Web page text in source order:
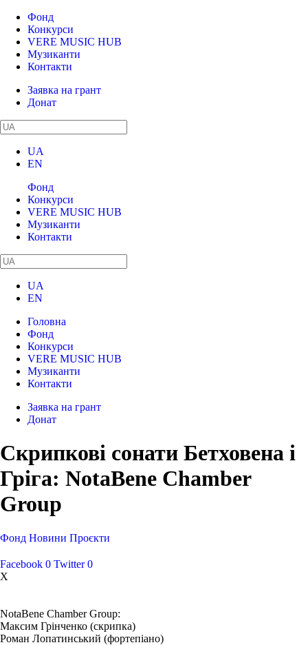
Фонд
Конкурси
VERE MUSIC HUB
Музиканти
Контакти
Заявка на грант
Донат
UA
EN
Фонд
Конкурси
VERE MUSIC HUB
Музиканти
Контакти
UA
EN
Головна
Фонд
Конкурси
VERE MUSIC HUB
Музиканти
Контакти
Заявка на грант
Донат
Скрипкові сонати Бетховена і
Гріга: NotaBene Chamber
Group
Фонд Новини Проєкти
Facebook 0 Twitter 0
X
NotaBene Chamber Group:
Максим Грінченко (скрипка)
Роман Лопатинський (фортепіано)